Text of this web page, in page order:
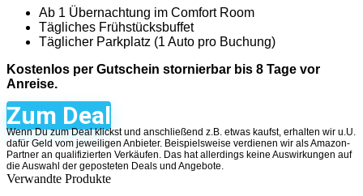
Ab 1 Übernachtung im Comfort Room
Tägliches Frühstücksbuffet
Täglicher Parkplatz (1 Auto pro Buchung)
Kostenlos per Gutschein stornierbar bis 8 Tage vor
Anreise.
Zum Deal
Wenn Du zum Deal klickst und anschließend z.B. etwas kaufst, erhalten wir u.U.
dafür Geld vom jeweiligen Anbieter. Beispielsweise verdienen wir als Amazon-
Partner an qualifizierten Verkäufen. Das hat allerdings keine Auswirkungen auf
die Auswahl der geposteten Deals und Angebote.
Verwandte Produkte